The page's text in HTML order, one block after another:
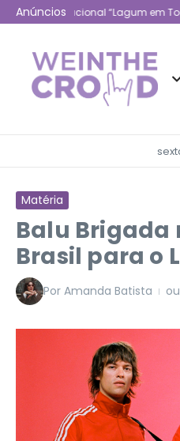
Ir para o conteúdo
Anúncios
a turnê nacional “Lagum em
Matéria
Balu Brigada
Brasil para o
Por Amanda Batista